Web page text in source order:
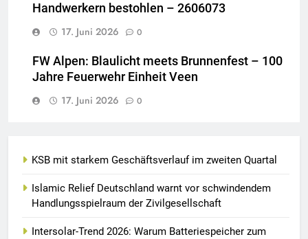
Handwerkern bestohlen – 2606073
17. Juni 2026
0
FW Alpen: Blaulicht meets Brunnenfest – 100
Jahre Feuerwehr Einheit Veen
17. Juni 2026
0
KSB mit starkem Geschäftsverlauf im zweiten Quartal
Islamic Relief Deutschland warnt vor schwindendem
Handlungsspielraum der Zivilgesellschaft
Intersolar-Trend 2026: Warum Batteriespeicher zum